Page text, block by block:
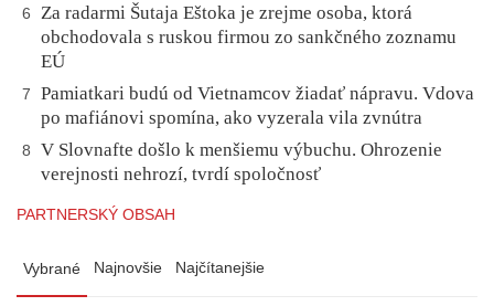
6
Za radarmi Šutaja Eštoka je zrejme osoba, ktorá
obchodovala s ruskou firmou zo sankčného zoznamu
EÚ
7
Pamiatkari budú od Vietnamcov žiadať nápravu. Vdova
po mafiánovi spomína, ako vyzerala vila zvnútra
8
V Slovnafte došlo k menšiemu výbuchu. Ohrozenie
verejnosti nehrozí, tvrdí spoločnosť
PARTNERSKÝ OBSAH
Vybrané Najnovšie Najčítanejšie